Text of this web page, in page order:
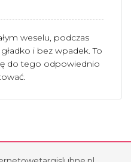
weselu, podczas
i bez wpadek. To
do tego odpowiednio